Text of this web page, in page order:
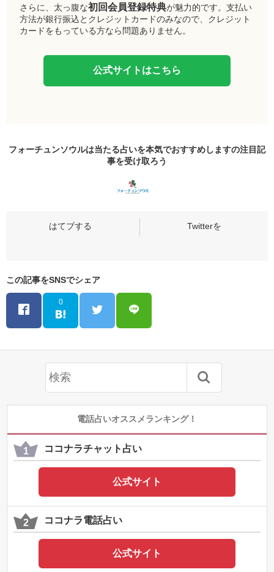
さらに、太っ腹な初回会員登録特典が魅力的です。支払い
方法が銀行振込とクレジットカードのみなので、クレジット
カードをもっている方なら問題ありません。
公式サイトはこちら
フォーチュンソウルは当たる占いを本気でおすすめしますの注目記
事を受け取ろう
この記事をSNSでシェア
0
電話占いオススメランキング！
ココナラチャット占い
公式サイト
ココナラ電話占い
公式サイト